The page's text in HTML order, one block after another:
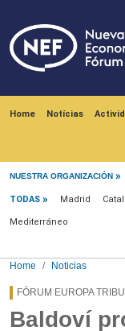
Home Notícias
NUESTRA ORGANIZACIÓN
Menú noticias
TODAS Madrid
Mediterráneo
Home Noticias
FÓRUM EUROPA
Baldoví